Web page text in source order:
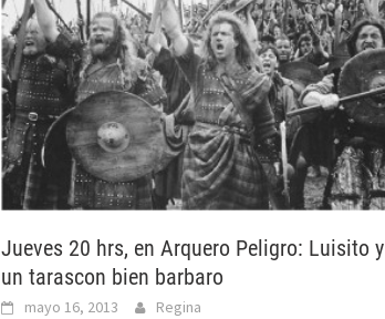
Jueves 20 hrs, en Arquero Peligro: Luisito y
un tarascon bien barbaro
mayo 16, 2013 Regina